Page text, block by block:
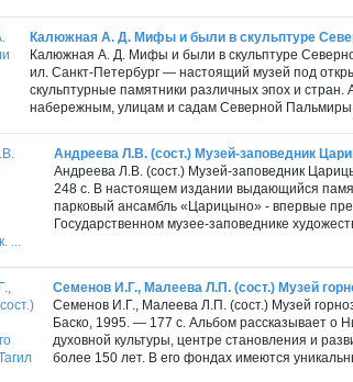
Калюжная А. Д. Мифы и были в скульптуре
Калюжная А. Д. Мифы и были в скульптуре
ил. Санкт-Петербург — настоящий музей под
скульптурные памятники различных эпох и
набережным, улицам и садам Северной Пальмиры,
Андреева Л.В. (сост.) Музей-заповедник
Андреева Л.В. (сост.) Музей-заповедник
248 с. В настоящем издании выдающийся
парковый ансамбль «Царицыно» - впервые
Государственном музее-заповеднике
Семенов И.Г., Малеева Л.П. (сост.) Музей
Семенов И.Г., Малеева Л.П. (сост.) Музей
Баско, 1995. — 177 с. Альбом рассказывает о
духовной культуры, центре становления и
более 150 лет. В его фондах имеются